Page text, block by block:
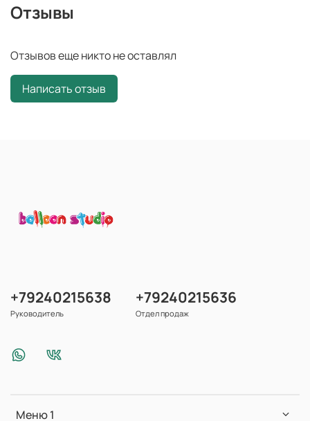
Отзывы
Отзывов еще никто не оставлял
Написать отзыв
Меню 1
+79240215638
Руководитель
+79240215636
Отдел продаж